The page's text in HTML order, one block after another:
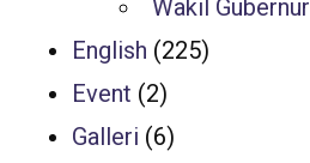
Wakil Gubernur
English (225)
Event (2)
Galleri (6)